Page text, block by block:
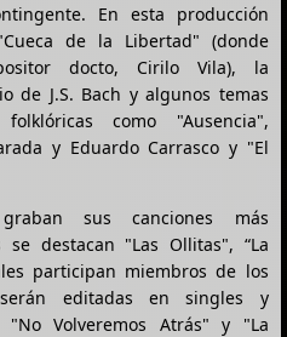
En esta producción
de la Libertad" (donde
docto, Cirilo Vila), la
de J.S. Bach y algunos temas
como "Ausencia",
y Eduardo Carrasco y "El
sus canciones más
destacan "Las Ollitas", “La
participan miembros de los
editadas en singles y
Volveremos Atrás" y "La